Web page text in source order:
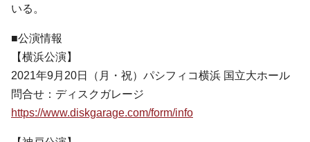
いる。
■公演情報
【横浜公演】
2021年9月20日（月・祝）パシフィコ横浜 国立大ホール
問合せ：ディスクガレージ
https://www.diskgarage.com/form/info